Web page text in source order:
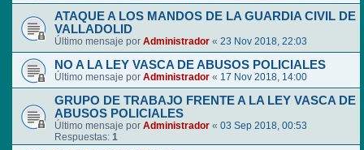
ATAQUE A LOS MANDOS DE LA GUARDIA CIVIL DE
VALLADOLID
Último mensaje por Administrador « 23 Nov 2018, 22:03
NO A LA LEY VASCA DE ABUSOS POLICIALES
Último mensaje por Administrador « 17 Nov 2018, 14:00
GRUPO DE TRABAJO FRENTE A LA LEY VASCA DE
ABUSOS POLICIALES
Último mensaje por Administrador « 03 Sep 2018, 00:53
Respuestas: 1